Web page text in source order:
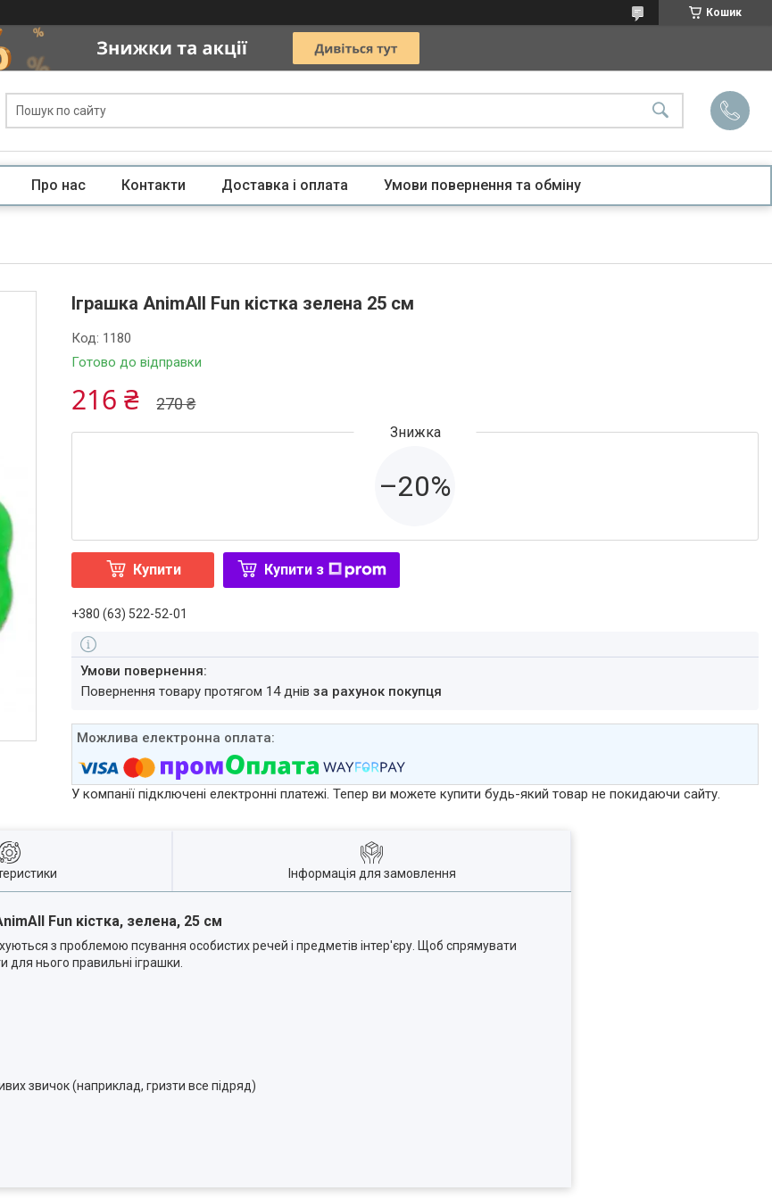
Кошик
Про нас Контакти Доставка і оплата Умови повернення та обміну
Іграшка AnimAll Fun кістка зелена 25 см
Готово до відправки
Код: 1180
270 ₴
216 ₴
–20%
Купити Купити з
+380 (63) 522-52-01
повернення товару протягом 14 днівза рахунок покупця
У компанії підключені електронні платежі. Тепер ви можете купити будь-який товар не покидаючи сайту.
Інформація для замовлення
Fun кістка, зелена, 25 см
з проблемою псування особистих речей і предметів інтер'єру.
Щоб спрямувати
для нього правильні іграшки.
звичок (наприклад, гризти все підряд)